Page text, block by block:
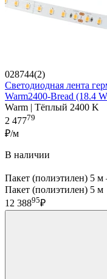
028744(2)
Светодиодная лента
Warm2400-Bread (18.4
Warm | Тёплый 2400 K
2 47779
₽/м
В наличии
Пакет (полиэтилен) 5
Пакет (полиэтилен) 5 м
12 38895₽